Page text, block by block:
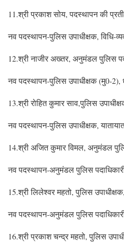
11.श्री प्रकाश सोय, पदस्थापन की
नव पदस्थापन-पुलिस उपाधीक्षक, विधि-
12.श्री नाजीर अख्तर, अनुमंडल पुलिस
नव पदस्थापन-पुलिस उपाधीक्षक (मु0-2),
13.श्री रोहित कुमार साव,पुलिस
नव पदस्थापन-पुलिस उपाधीक्षक,
14.श्री अजित कुमार विमल, अनुमंडल
नव पदस्थापन-अनुमंडल पुलिस
15.श्री लिलेश्वर महतो, पुलिस
नव पदस्थापन-अनुमंडल पुलिस
16.श्री प्रकाश चन्द्र महतो, पुलिस